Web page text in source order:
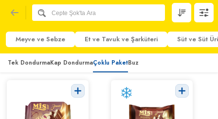
Meyve ve Sebze Et ve Tavuk ve Şarküteri Süt ve Süt
Tek DondurmaKap DondurmaÇoklu PaketBuz